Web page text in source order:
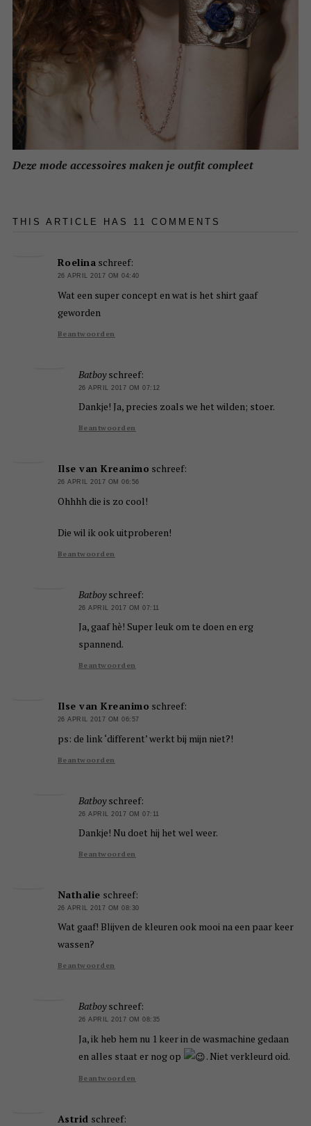
Deze mode accessoires maken je outfit compleet
THIS ARTICLE HAS 11 COMMENTS
Roelina schreef:
26 APRIL 2017 OM 04:40
Wat een super concept en wat is het shirt gaaf
geworden
Beantwoorden
Batboy schreef:
26 APRIL 2017 OM 07:12
Dankje! Ja, precies zoals we het wilden; stoer.
Beantwoorden
Ilse van Kreanimo schreef:
26 APRIL 2017 OM 06:56
Ohhhh die is zo cool!
Die wil ik ook uitproberen!
Beantwoorden
Batboy schreef:
26 APRIL 2017 OM 07:11
Ja, gaaf hè! Super leuk om te doen en erg
spannend.
Beantwoorden
Ilse van Kreanimo schreef:
26 APRIL 2017 OM 06:57
ps: de link ‘different’ werkt bij mijn niet?!
Beantwoorden
Batboy schreef:
26 APRIL 2017 OM 07:11
Dankje! Nu doet hij het wel weer.
Beantwoorden
Nathalie schreef:
26 APRIL 2017 OM 08:30
Wat gaaf! Blijven de kleuren ook mooi na een paar keer
wassen?
Beantwoorden
Batboy schreef:
26 APRIL 2017 OM 08:35
Ja, ik heb hem nu 1 keer in de wasmachine gedaan
en alles staat er nog op
. Niet verkleurd oid.
Beantwoorden
Astrid schreef: